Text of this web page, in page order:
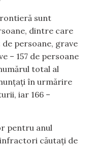
sunt
dintre care
persoane, grave
– 157 de persoane
total al
în urmărire
iar 166 –
pentru anul
căutați de